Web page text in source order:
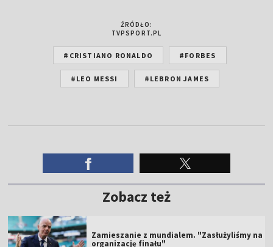
ŹRÓDŁO:
TVPSPORT.PL
#CRISTIANO RONALDO #FORBES
#LEO MESSI #LEBRON JAMES
Zobacz też
Zamieszanie z mundialem. "Zasłużyliśmy na
organizację finału"